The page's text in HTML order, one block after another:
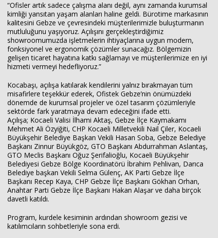
“Ofisler artık sadece çalışma alanı değil, aynı zamanda kurumsal
kimliği yansıtan yaşam alanları haline geldi. Bürotime markasının
kalitesini Gebze ve çevresindeki müşterilerimizle buluşturmanın
mutluluğunu yaşıyoruz. Açılışını gerçekleştirdiğimiz
showroomumuzda işletmelerin ihtiyaçlarına uygun modern,
fonksiyonel ve ergonomik çözümler sunacağız. Bölgemizin
gelişen ticaret hayatına katkı sağlamayı ve müşterilerimize en iyi
hizmeti vermeyi hedefliyoruz.”
Kocabaşı, açılışa katılarak kendilerini yalnız bırakmayan tüm
misafirlere teşekkür ederek, Ofistek Gebze’nin önümüzdeki
dönemde de kurumsal projeler ve özel tasarım çözümleriyle
sektörde fark yaratmaya devam edeceğini ifade etti.
Açılışa; Kocaeli Valisi İlhami Aktaş, Gebze İlçe Kaymakamı
Mehmet Ali Özyiğiti, CHP Kocaeli Milletvekili Nail Çiler, Kocaeli
Büyükşehir Belediye Başkan Vekili Hasan Soba, Gebze Belediye
Başkanı Zinnur Büyükgöz, GTO Başkanı Abdurrahman Aslantaş,
GTO Meclis Başkanı Oğuz Şerifalioğlu, Kocaeli Büyükşehir
Belediyesi Gebze Bölge Koordinatörü İbrahim Pehlivan, Darıca
Belediye başkan Vekili Selma Gülenç, AK Parti Gebze İlçe
Başkanı Recep Kaya, CHP Gebze İlçe Başkanı Gökhan Orhan,
Anahtar Parti Gebze İlçe Başkanı Hakan Alaşar ve daha birçok
davetli katıldı.
Program, kurdele kesiminin ardından showroom gezisi ve
katılımcıların sohbetleriyle sona erdi.